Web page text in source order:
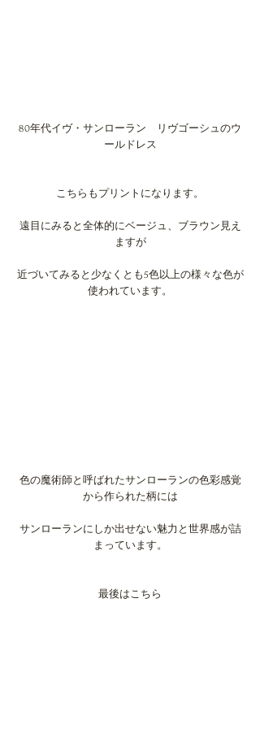
80年代イヴ・サンローラン　リヴゴーシュのウ
ールドレス
こちらもプリントになります。
遠目にみると全体的にベージュ、ブラウン見え
ますが
近づいてみると少なくとも5色以上の様々な色が
使われています。
色の魔術師と呼ばれたサンローランの色彩感覚
から作られた柄には
サンローランにしか出せない魅力と世界感が詰
まっています。
最後はこちら